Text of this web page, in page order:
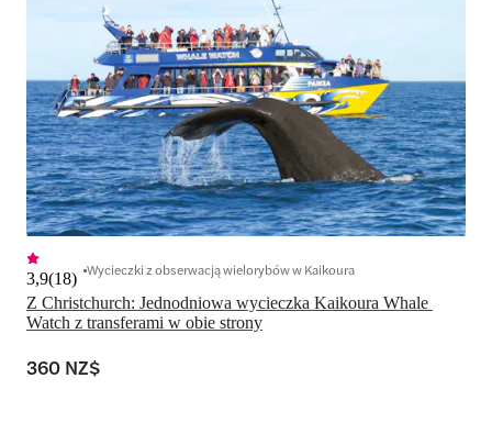
Z Christchurch: Jednodniowa wycieczka Kaikoura Whale
Watch z transferami w obie strony
3,9(18) Wycieczki z obserwacją wielorybów w Kaikoura
360 NZ$